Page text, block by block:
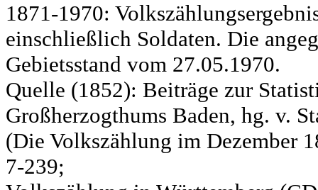
1871-1970:
einschließlich Soldaten. Die
Gebietsstand vom 27.05.1970.
Quelle (1852): Beiträge zur
Großherzogthums Baden, hg. v.
(Die Volkszählung im Dezember
7-239;